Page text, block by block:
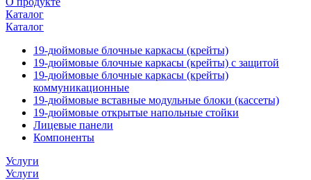
Каталог
Каталог
19-дюймовые блочные каркасы (крейты)
19-дюймовые блочные каркасы (крейты) с защитой
19-дюймовые блочные каркасы (крейты)
коммуникационные
19-дюймовые вставные модульные блоки (кассеты)
19-дюймовые открытые напольные стойки
Лицевые панели
Компоненты
Услуги
Услуги